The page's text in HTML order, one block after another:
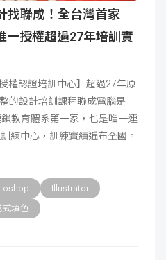
找聯成！全台灣首家
一授權超過27年培訓實
權認證培訓中心】超過27年原
的設計培訓課程聯成電腦是
教育體系第一家，也是唯一連
練中心，訓練實績遍布全國。
Illustrator
填色